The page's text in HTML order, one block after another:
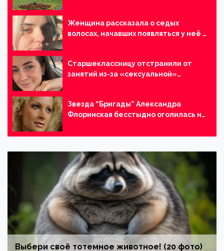
Женщина рассказала о седых
волосах, начавших появляться у неё в
Старшеклассницу отстранили от
занятий из-за «сексуальной»
Звезда “Бригады” Александра
Флоринская бесстыдно оголилась на
Выбери своё тотемное животное! (20 фото)